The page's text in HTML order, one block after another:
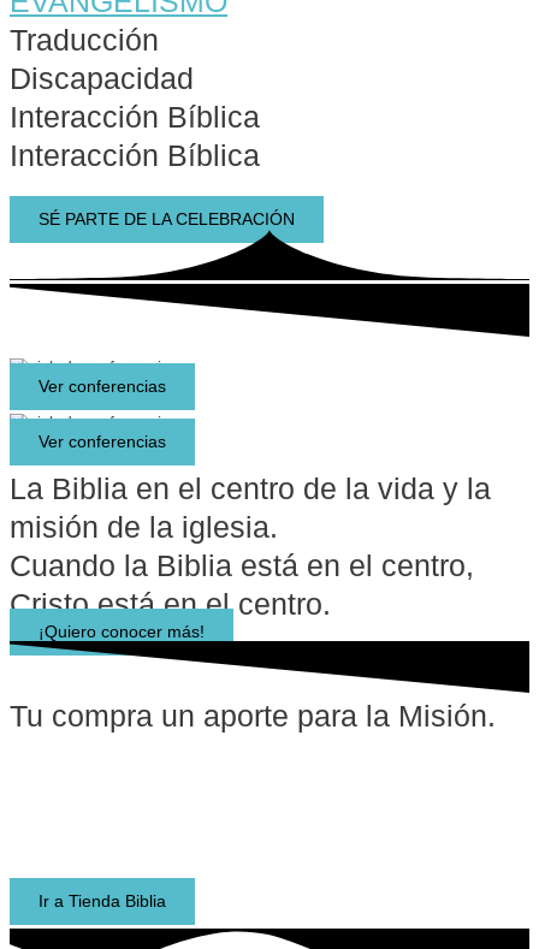
Traducción
Discapacidad
Interacción Bíblica
Interacción Bíblica
SÉ PARTE DE LA CELEBRACIÓN
Ver conferencias
Ver conferencias
La Biblia en el centro de la vida y la
misión de la iglesia.
Cuando la Biblia está en el centro,
Cristo está en el centro.
¡Quiero conocer más!
Tu compra un aporte para la Misión.
Ir a Tienda Biblia